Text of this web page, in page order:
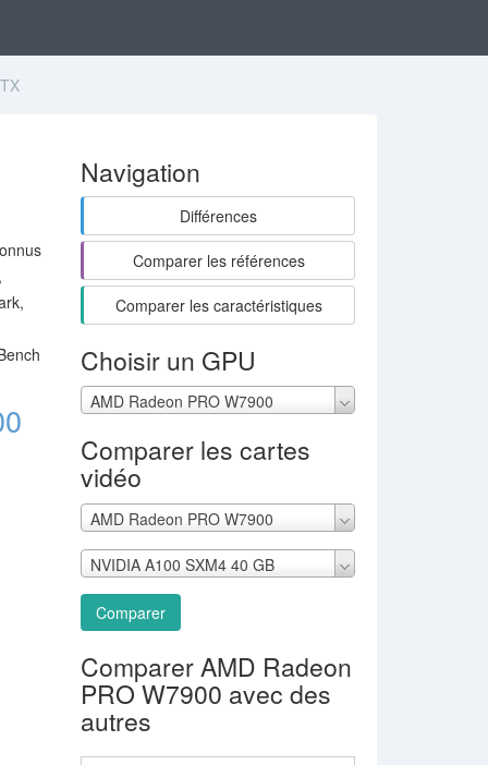
Navigation
Différences
Comparer les références
Comparer les caractéristiques
Choisir un GPU
AMD Radeon PRO W7900
Comparer les cartes
vidéo
AMD Radeon PRO W7900
NVIDIA A100 SXM4 40 GB
Comparer
Comparer AMD Radeon
PRO W7900 avec des
autres